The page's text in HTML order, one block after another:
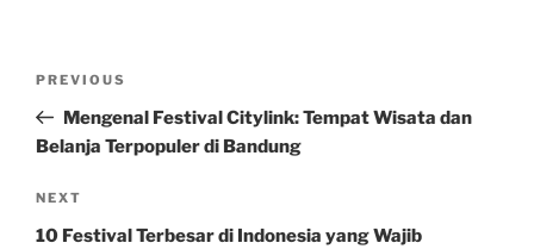
Previous
Post
PREVIOUS
Mengenal Festival Citylink: Tempat Wisata dan
Belanja Terpopuler di Bandung
Next
Post
NEXT
10 Festival Terbesar di Indonesia yang Wajib